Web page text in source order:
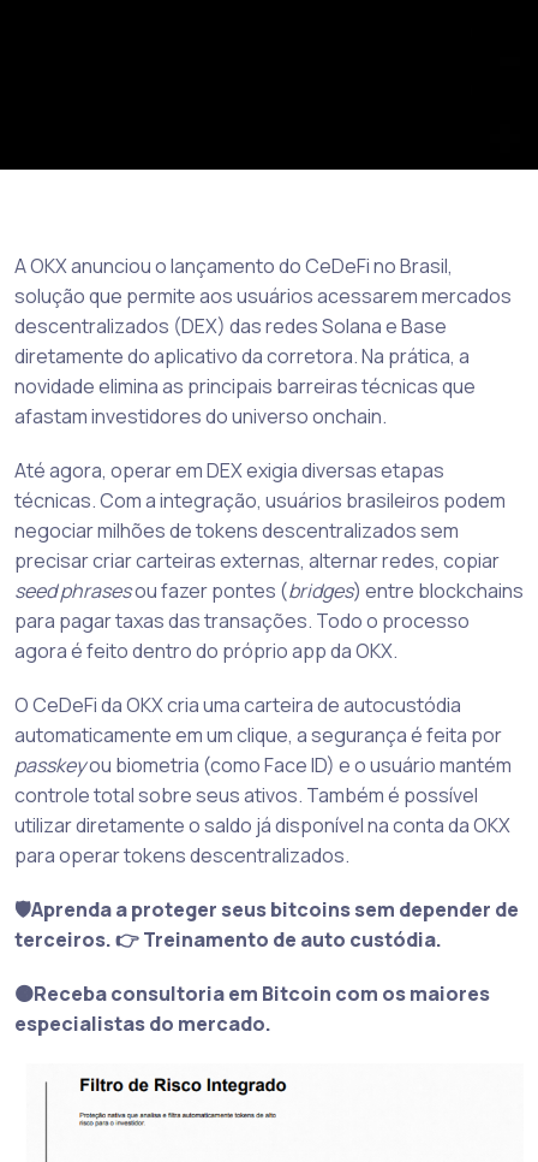
A OKX anunciou o lançamento do CeDeFi no Brasil,
solução que permite aos usuários acessarem mercados
descentralizados (DEX) das redes Solana e Base
diretamente do aplicativo da corretora. Na prática, a
novidade elimina as principais barreiras técnicas que
afastam investidores do universo onchain.
Até agora, operar em DEX exigia diversas etapas
técnicas. Com a integração, usuários brasileiros podem
negociar milhões de tokens descentralizados sem
precisar criar carteiras externas, alternar redes, copiar
seed phrasesou fazer pontes (bridges) entre blockchains
para pagar taxas das transações. Todo o processo
agora é feito dentro do próprio app da OKX.
O CeDeFi da OKX cria uma carteira de autocustódia
automaticamente em um clique, a segurança é feita por
passkeyou biometria (como Face ID) e o usuário mantém
controle total sobre seus ativos. Também é possível
utilizar diretamente o saldo já disponível na conta da OKX
para operar tokens descentralizados.
🛡️Aprenda a proteger seus bitcoins sem depender de
terceiros. 👉 Treinamento de auto custódia.
🟠Receba consultoria em Bitcoin com os maiores
especialistas do mercado.